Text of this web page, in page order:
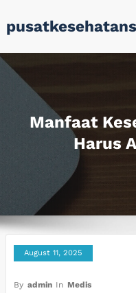
to
content
Manfaat
Harus
August 11, 2025
By admin In Medis